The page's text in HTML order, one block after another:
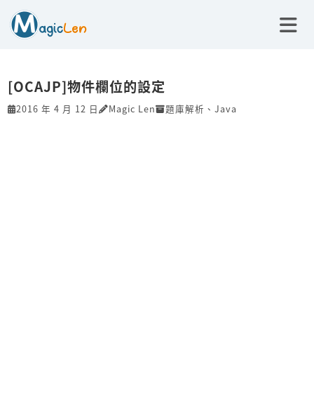
[OCAJP]物件欄位的設定
2016 年 4 月 12 日 Magic Len 題庫解析 、 Java